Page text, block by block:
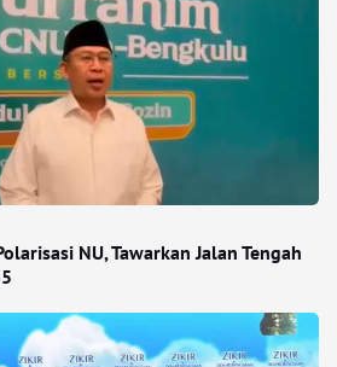
NU, Tawarkan Jalan Tengah